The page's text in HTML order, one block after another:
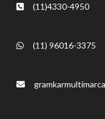
(11)4330-4950
(11) 96016-3375